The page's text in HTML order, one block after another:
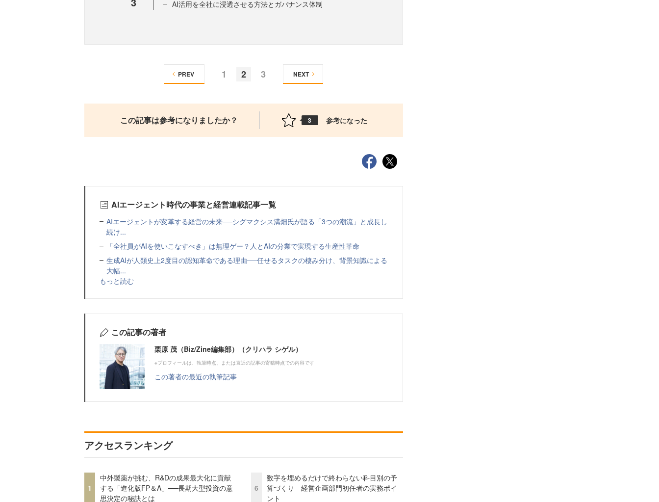
AI活用を全社に浸透させる方法とガバナンス体制
1 2 3
PREV NEXT
この記事は参考になりましたか？ 3 参考になった
AIエージェント時代の事業と経営連載記事一覧
AIエージェントが変革する経営の未来──シグマクシス溝畑氏が語る「3つの潮流」と成長し
続け...
「全社員がAIを使いこなすべき」は無理ゲー？人とAIの分業で実現する生産性革命
生成AIが人類史上2度目の認知革命である理由──任せるタスクの棲み分け、背景知識による
大幅...
もっと読む
この記事の著者
栗原 茂（Biz/Zine編集部）（クリハラ シゲル）
※プロフィールは、執筆時点、または直近の記事の寄稿時点での内容です
この著者の最近の執筆記事
アクセスランキング
1
中外製薬が挑む、R&Dの成果最大化に貢献
する「進化版FP＆A」──長期大型投資の意
思決定の秘訣とは
6
数字を埋めるだけで終わらない科目別の予
算づくり 経営企画部門初任者の実務ポイ
ント